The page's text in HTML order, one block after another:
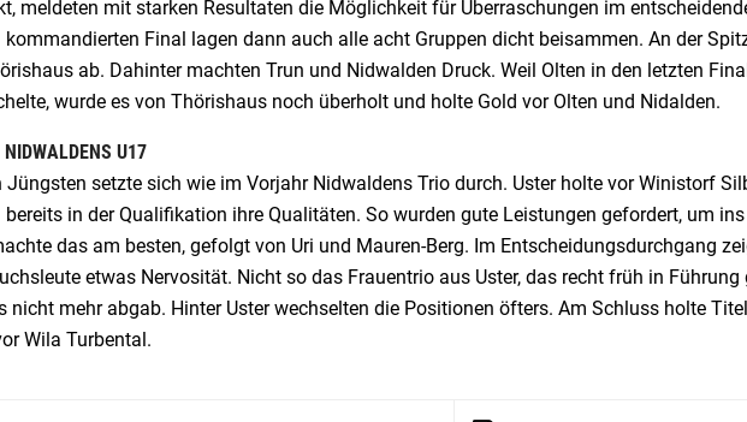
meldeten mit starken Resultaten die Möglichkeit für Überraschungen im
kommandierten Final lagen dann auch alle acht Gruppen dicht beisammen. An der
ab. Dahinter machten Trun und Nidwalden Druck. Weil Olten in den letzten
wurde es von Thörishaus noch überholt und holte Gold vor Olten und Nidalden.
NIDWALDENS U17
Jüngsten setzte sich wie im Vorjahr Nidwaldens Trio durch. Uster holte vor Winistorf
bereits in der Qualifikation ihre Qualitäten. So wurden gute Leistungen gefordert, um
das am besten, gefolgt von Uri und Mauren-Berg. Im Entscheidungsdurchgang
etwas Nervosität. Nicht so das Frauentrio aus Uster, das recht früh in
nicht mehr abgab. Hinter Uster wechselten die Positionen öfters. Am Schluss holte
Wila Turbental.